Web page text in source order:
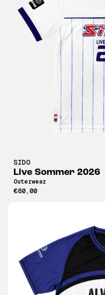
SIDO
Live Sommer 2026
Outerwear
€60,00